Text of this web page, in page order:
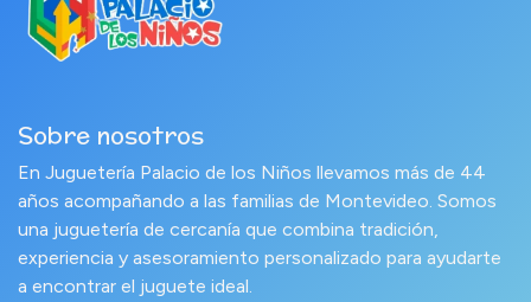
Sobre nosotros
En Juguetería Palacio de los Niños llevamos más de 44
años acompañando a las familias de Montevideo. Somos
una juguetería de cercanía que combina tradición,
experiencia y asesoramiento personalizado para ayudarte
a encontrar el juguete ideal.